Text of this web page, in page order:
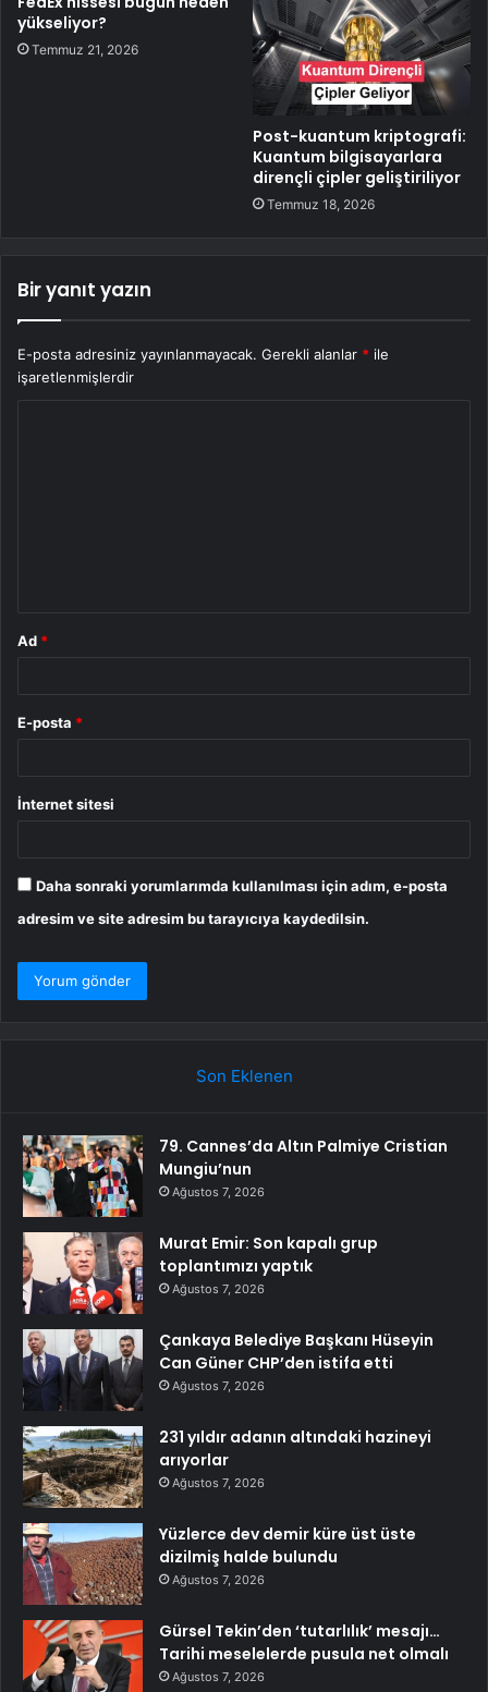
yükseliyor?
Temmuz 21, 2026
Post-kuantum kriptografi:
Kuantum bilgisayarlara
dirençli çipler geliştiriliyor
Temmuz 18, 2026
Bir yanıt yazın
E-posta adresiniz yayınlanmayacak. Gerekli alanlar * ile
işaretlenmişlerdir
Ad *
E-posta *
İnternet sitesi
Daha sonraki yorumlarımda kullanılması için adım, e-posta
adresim ve site adresim bu tarayıcıya kaydedilsin.
Son Eklenen
79. Cannes’da Altın Palmiye Cristian
Mungiu’nun
Ağustos 7, 2026
Murat Emir: Son kapalı grup
toplantımızı yaptık
Ağustos 7, 2026
Çankaya Belediye Başkanı Hüseyin
Can Güner CHP’den istifa etti
Ağustos 7, 2026
231 yıldır adanın altındaki hazineyi
arıyorlar
Ağustos 7, 2026
Yüzlerce dev demir küre üst üste
dizilmiş halde bulundu
Ağustos 7, 2026
Gürsel Tekin’den ‘tutarlılık’ mesajı…
Tarihi meselelerde pusula net olmalı
Ağustos 7, 2026